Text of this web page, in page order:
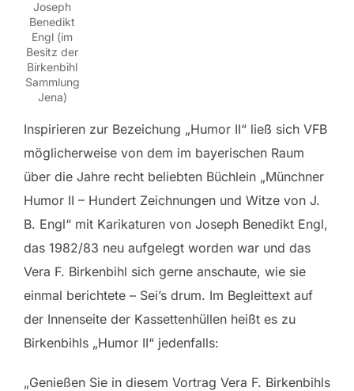
Joseph
Benedikt
Engl (im
Besitz der
Birkenbihl
Sammlung
Jena)
Inspirieren zur Bezeichung „Humor II“ ließ sich VFB
möglicherweise von dem im bayerischen Raum
über die Jahre recht beliebten Büchlein „Münchner
Humor II – Hundert Zeichnungen und Witze von J.
B. Engl“ mit Karikaturen von Joseph Benedikt Engl,
das 1982/83 neu aufgelegt worden war und das
Vera F. Birkenbihl sich gerne anschaute, wie sie
einmal berichtete – Sei’s drum. Im Begleittext auf
der Innenseite der Kassettenhüllen heißt es zu
Birkenbihls „Humor II“ jedenfalls:
„Genießen Sie in diesem Vortrag Vera F. Birkenbihls